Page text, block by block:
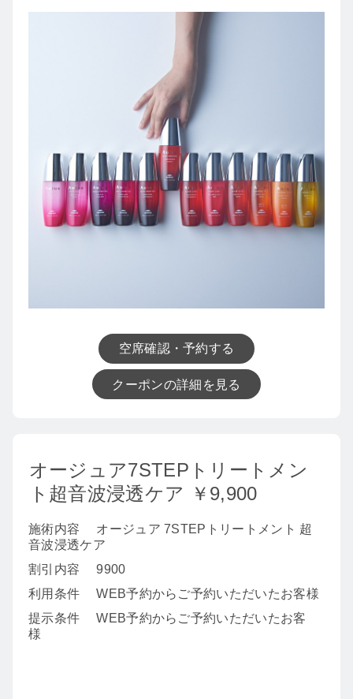
空席確認・予約する
クーポンの詳細を見る
オージュア7STEPトリートメン
ト超音波浸透ケア ￥9,900
施術内容
オージュア 7STEPトリートメント 超
音波浸透ケア
割引内容
9900
利用条件
WEB予約からご予約いただいたお客様
提示条件
WEB予約からご予約いただいたお客
様